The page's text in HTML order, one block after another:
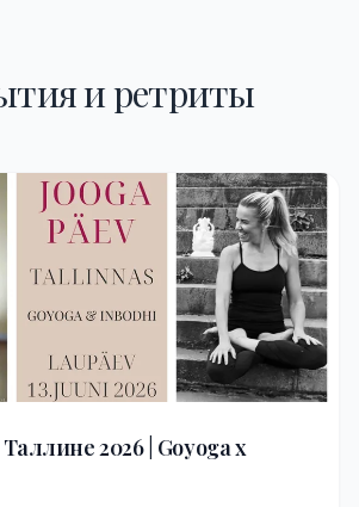
и ретриты
2026 | Goyoga x